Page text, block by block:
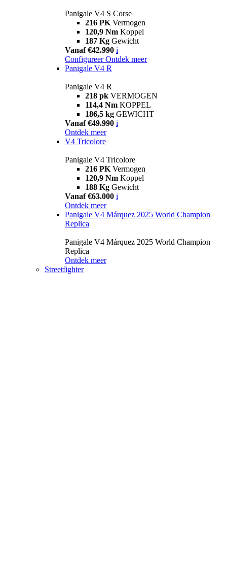
Panigale V4 S Corse
216 PK Vermogen
120,9 Nm Koppel
187 Kg Gewicht
Vanaf €42.990 i
Configureer Ontdek meer
Panigale V4 R
Panigale V4 R
218 pk VERMOGEN
114,4 Nm KOPPEL
186,5 kg GEWICHT
Vanaf €49.990 i
Ontdek meer
V4 Tricolore
Panigale V4 Tricolore
216 PK Vermogen
120,9 Nm Koppel
188 Kg Gewicht
Vanaf €63.000 i
Ontdek meer
Panigale V4 Márquez 2025 World Champion
Replica
Panigale V4 Márquez 2025 World Champion
Replica
Ontdek meer
Streetfighter